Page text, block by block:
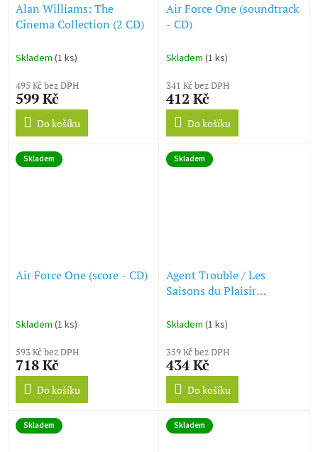
Alan Williams: The
Cinema Collection (2 CD)
Skladem (1 ks)
495 Kč bez DPH
599 Kč
Do košíku
Air Force One (soundtrack
- CD)
Skladem (1 ks)
341 Kč bez DPH
412 Kč
Do košíku
Skladem
Air Force One (score - CD)
Skladem (1 ks)
593 Kč bez DPH
718 Kč
Do košíku
Skladem
Agent Trouble / Les
Saisons du Plaisir
Skladem (1 ks)
359 Kč bez DPH
434 Kč
Do košíku
Skladem Skladem